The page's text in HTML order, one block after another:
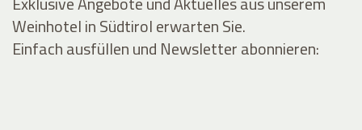
Weinhotel in Südtirol erwarten Sie.
Einfach ausfüllen und Newsletter abonnieren: